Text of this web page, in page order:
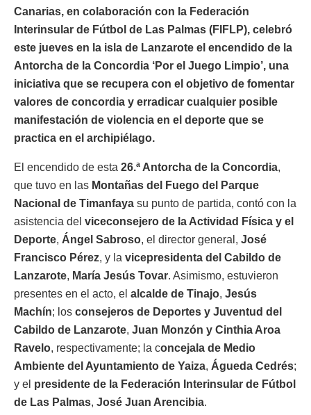
Canarias, en colaboración con la Federación
Interinsular de Fútbol de Las Palmas (FIFLP), celebró
este jueves en la isla de Lanzarote el encendido de la
Antorcha de la Concordia ‘Por el Juego Limpio’, una
iniciativa que se recupera con el objetivo de fomentar
valores de concordia y erradicar cualquier posible
manifestación de violencia en el deporte que se
practica en el archipiélago.
El encendido de esta 26.ª Antorcha de la Concordia,
que tuvo en las Montañas del Fuego del Parque
Nacional de Timanfaya su punto de partida, contó con la
asistencia del viceconsejero de la Actividad Física y el
Deporte, Ángel Sabroso, el director general, José
Francisco Pérez, y la vicepresidenta del Cabildo de
Lanzarote, María Jesús Tovar. Asimismo, estuvieron
presentes en el acto, el alcalde de Tinajo, Jesús
Machín; los consejeros de Deportes y Juventud del
Cabildo de Lanzarote, Juan Monzón y Cinthia Aroa
Ravelo, respectivamente; la concejala de Medio
Ambiente del Ayuntamiento de Yaiza, Águeda Cedrés;
y el presidente de la Federación Interinsular de Fútbol
de Las Palmas, José Juan Arencibia.